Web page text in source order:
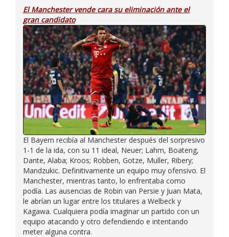
El Manchester vende cara su eliminación ante el
gran candidato
El Bayern recibía al Manchester después del sorpresivo
1-1 de la ida, con su 11 ideal, Neuer; Lahm, Boateng,
Dante, Alaba; Kroos; Robben, Gotze, Muller, Ribery;
Mandzukic. Definitivamente un equipo muy ofensivo. El
Manchester, mientras tanto, lo enfrentaba como
podía. Las ausencias de Robin van Persie y Juan Mata,
le abrían un lugar entre los titulares a Welbeck y
Kagawa. Cualquiera podía imaginar un partido con un
equipo atacando y otro defendiendo e intentando
meter alguna contra.